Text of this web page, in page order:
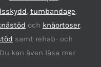
, tumbandage,
och knäortoser,
samt rehab- och
kan även läsa mer